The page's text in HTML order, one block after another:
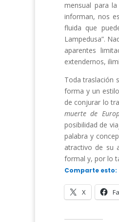
mensual para
informan, nos
fluida que
Lampedusa”.
aparentes
extendernos,
Toda traslación
forma y un
de conjurar lo
muerte de
posibilidad de
palabra y
atractivo de su
formal y, por lo
Comparte esto:
X